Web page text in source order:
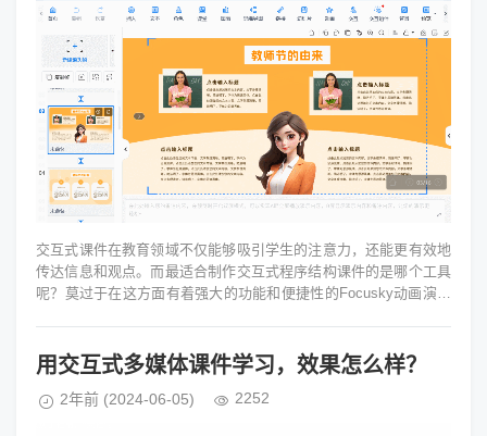
交互式课件在教育领域不仅能够吸引学生的注意力，还能更有效地
传达信息和观点。而最适合制作交互式程序结构课件的是哪个工具
呢？莫过于在这方面有着强大的功能和便捷性的Focusky动画演示
用交互式多媒体课件学习，效果怎么样？
2年前 (2024-06-05) 2252